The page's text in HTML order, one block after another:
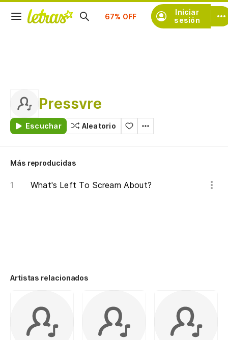
Iniciar
sesión
Suscríbete
Pressvre
Escuchar Aleatorio
Más reproducidas
What's Left To Scream About?
Artistas relacionados